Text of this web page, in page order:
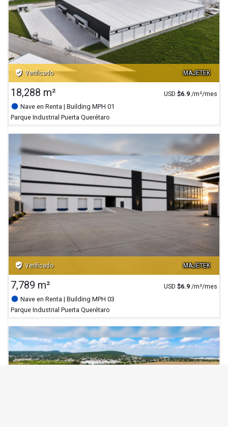
MAJETEK
verified_user Verificado
18,288 m² USD $6.9 /m²/mes
Nave en Renta | Building MPH 01
Parque Industrial Puerta Querétaro
MAJETEK
verified_user Verificado
7,789 m² USD $6.9 /m²/mes
Nave en Renta | Building MPH 03
Parque Industrial Puerta Querétaro